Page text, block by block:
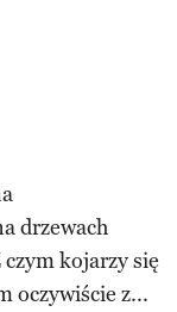
drzewach
czym kojarzy się
oczywiście z...